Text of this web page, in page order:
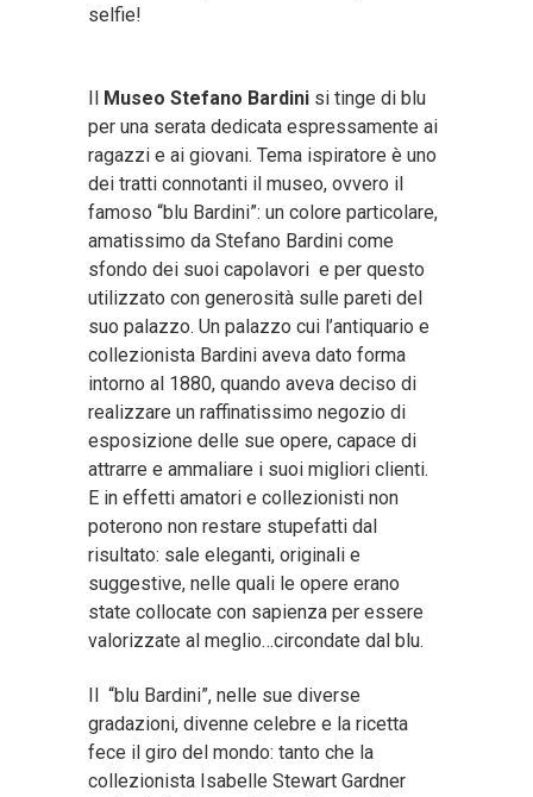
selfie!
Museo Stefano Bardini si tinge di blu
per una serata dedicata espressamente ai
ragazzi e ai giovani. Tema ispiratore è uno
dei tratti connotanti il museo, ovvero il
famoso “blu Bardini”: un colore particolare,
amatissimo da Stefano Bardini come
sfondo dei suoi capolavori e per questo
utilizzato con generosità sulle pareti del
suo palazzo. Un palazzo cui l’antiquario e
collezionista Bardini aveva dato forma
intorno al 1880, quando aveva deciso di
realizzare un raffinatissimo negozio di
esposizione delle sue opere, capace di
attrarre e ammaliare i suoi migliori clienti.
E in effetti amatori e collezionisti non
poterono non restare stupefatti dal
risultato: sale eleganti, originali e
suggestive, nelle quali le opere erano
state collocate con sapienza per essere
valorizzate al meglio…circondate dal blu.
Il “blu Bardini”, nelle sue diverse
gradazioni, divenne celebre e la ricetta
fece il giro del mondo: tanto che la
collezionista Isabelle Stewart Gardner